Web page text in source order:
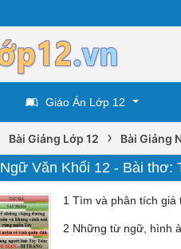
Giáo Án Lớp 12
Bài Giảng Lớp 12 › Bài Giảng
Văn Khối 12 - Bài thơ:
1 Tìm và phân tích
2 Những từ ngữ, hình